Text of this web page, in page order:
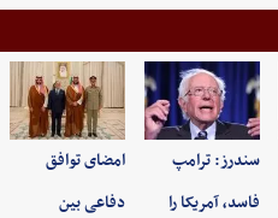
سندرز: ترامپ
فاسد، آمریکا را
امضای توافق
دفاعی بین